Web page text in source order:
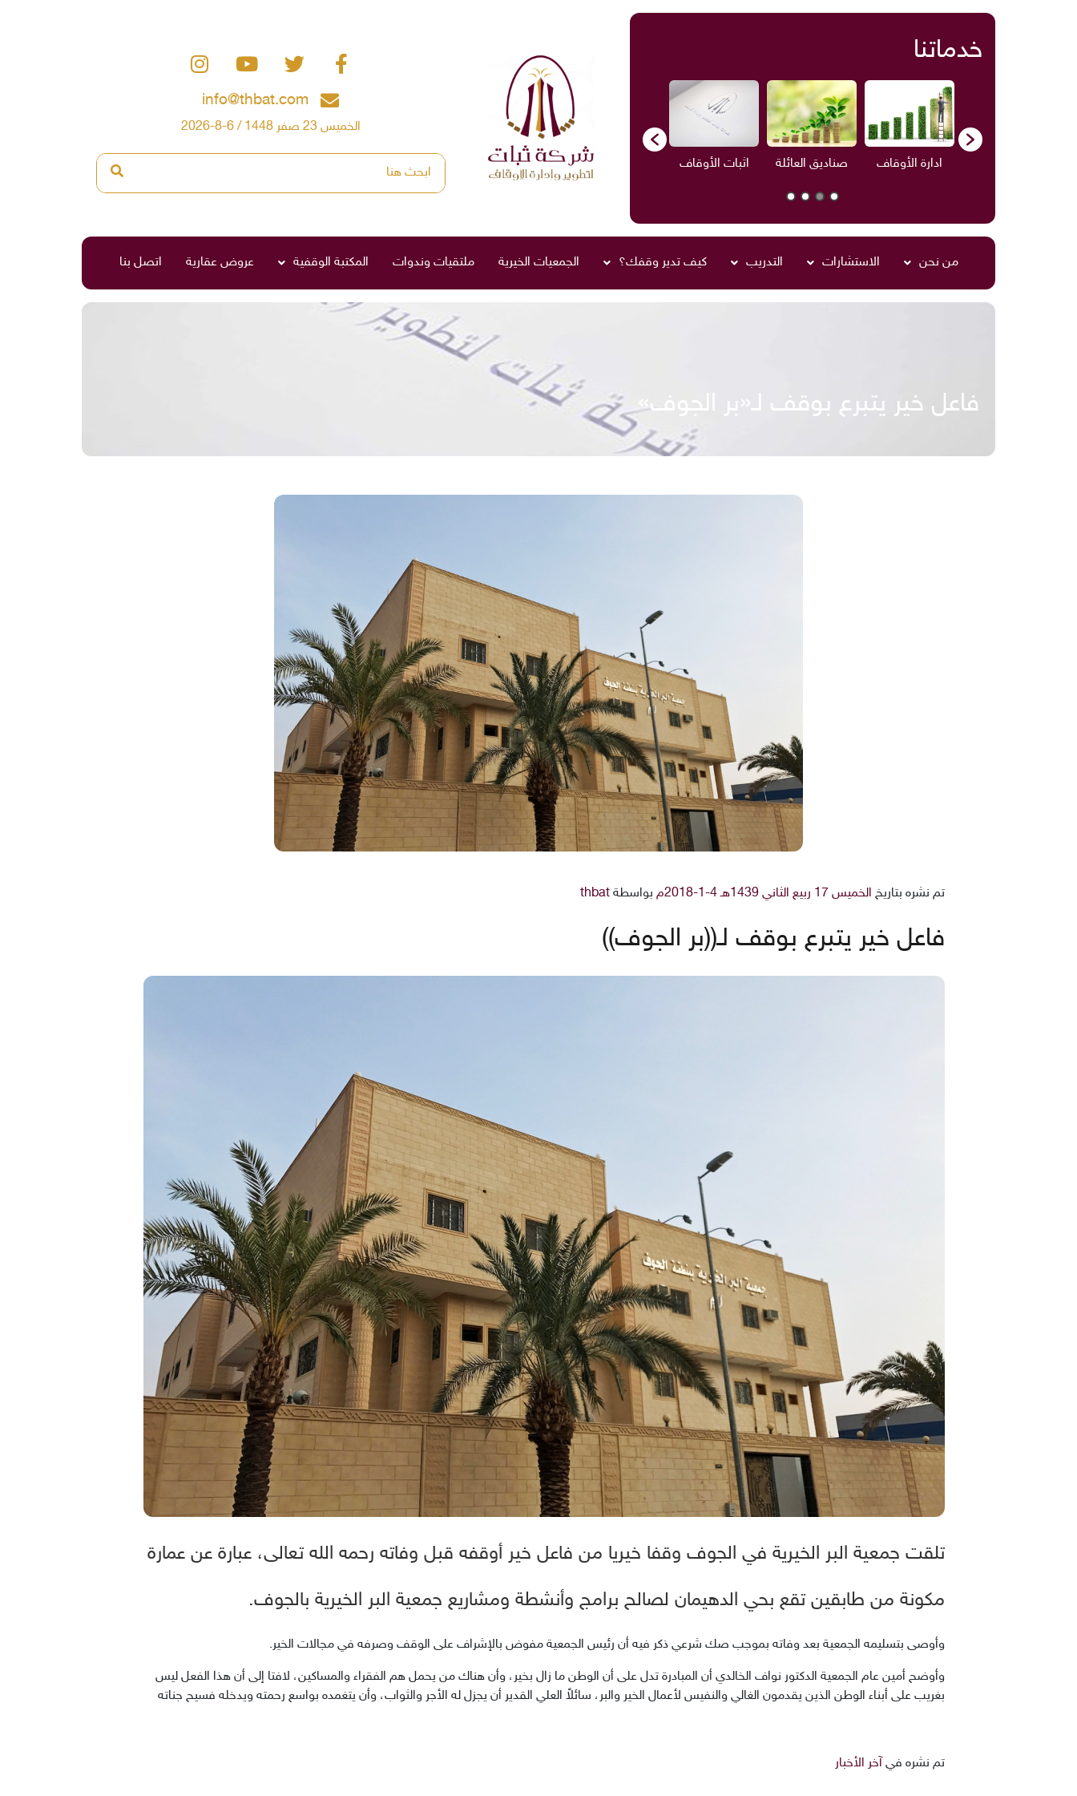
خدماتنا
ادارة الأوقاف صناديق العائلة اثبات الأوقاف الاستشارات ادارة الأوقاف صناديق العائلة
info@thbat.com
الخميس 23 صفر 1448 / 6-8-2026
من نحن الاستشارات التدريب كيف تدير وقفك؟ الجمعيات الخيرية ملتقيات وندوات المكتبة الوقفية عروض عقارية اتصل بنا
فاعل خير يتبرع بوقف لـ«بر الجوف»
تم نشره بتاريخ الخميس 17 ربيع الثاني 1439هـ 4-1-2018م بواسطة thbat
فاعل خير يتبرع بوقف لـ((بر الجوف))
تلقت جمعية البر الخيرية في الجوف وقفا خيريا من فاعل خير أوقفه قبل وفاته رحمه الله تعالى، عبارة عن عمارة
مكونة من طابقين تقع بحي الدهيمان لصالح برامج وأنشطة ومشاريع جمعية البر الخيرية بالجوف.
وأوصى بتسليمه الجمعية بعد وفاته بموجب صك شرعي ذكر فيه أن رئيس الجمعية مفوض بالإشراف على الوقف وصرفه في مجالات الخير.
وأوضح أمين عام الجمعية الدكتور نواف الخالدي أن المبادرة تدل على أن الوطن ما زال بخير، وأن هناك من يحمل هم الفقراء والمساكين، لافتا إلى أن هذا الفعل ليس
بغريب على أبناء الوطن الذين يقدمون الغالي والنفيس لأعمال الخير والبر، سائلاً العلي القدير أن يجزل له الأجر والثواب، وأن يتغمده بواسع رحمته ويدخله فسيح جناته
تم نشره في آخر الأخبار